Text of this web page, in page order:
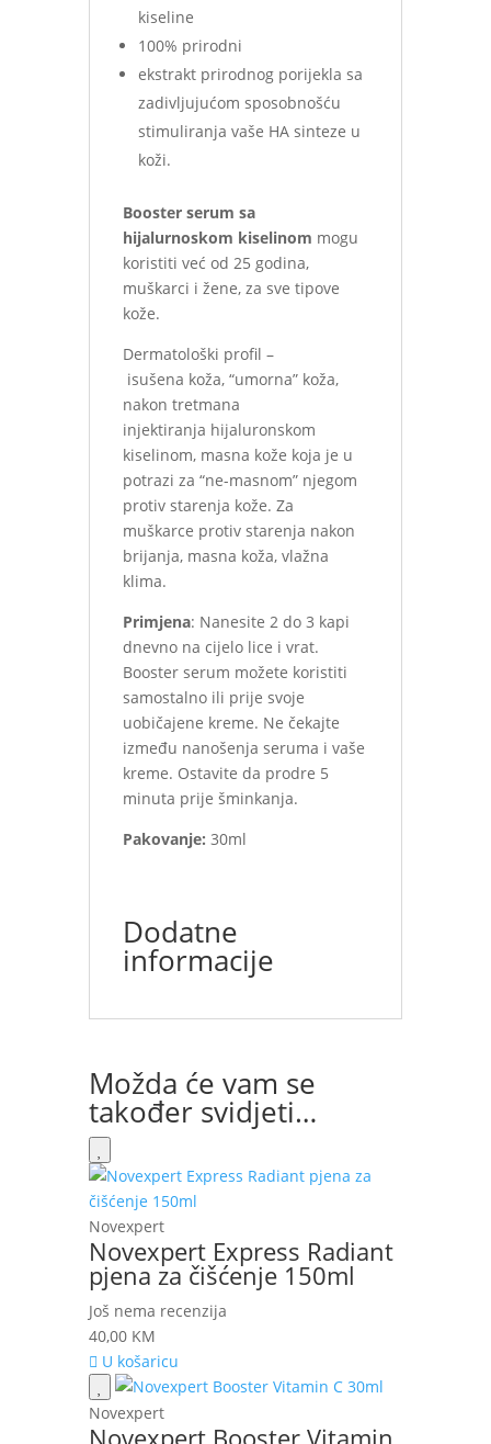
kiseline
100% prirodni
ekstrakt prirodnog porijekla sa
zadivljujućom sposobnošću
stimuliranja vaše HA sinteze u
koži.
Booster serum sa
hijalurnoskom kiselinom mogu
koristiti već od 25 godina,
muškarci i žene, za sve tipove
kože.
Dermatološki profil –
isušena koža, “umorna” koža,
nakon tretmana
injektiranja hijaluronskom
kiselinom, masna kože koja je u
potrazi za “ne-masnom” njegom
protiv starenja kože. Za
muškarce protiv starenja nakon
brijanja, masna koža, vlažna
klima.
Primjena: Nanesite 2 do 3 kapi
dnevno na cijelo lice i vrat.
Booster serum možete koristiti
samostalno ili prije svoje
uobičajene kreme. Ne čekajte
između nanošenja seruma i vaše
kreme. Ostavite da prodre 5
minuta prije šminkanja.
Pakovanje: 30ml
Dodatne
informacije
Možda će vam se
također svidjeti…
Novexpert
Novexpert Express Radiant
pjena za čišćenje 150ml
Još nema recenzija
40,00 KM
U košaricu
Novexpert
Novexpert Booster Vitamin